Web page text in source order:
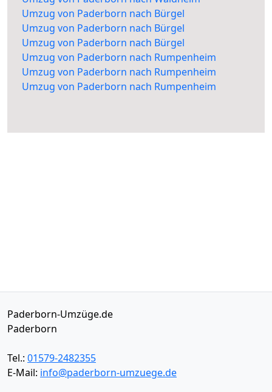
Umzug von Paderborn nach Bürgel
Umzug von Paderborn nach Bürgel
Umzug von Paderborn nach Bürgel
Umzug von Paderborn nach Rumpenheim
Umzug von Paderborn nach Rumpenheim
Umzug von Paderborn nach Rumpenheim
Paderborn-Umzüge.de
Paderborn
Tel.: 01579-2482355
E-Mail: info@paderborn-umzuege.de